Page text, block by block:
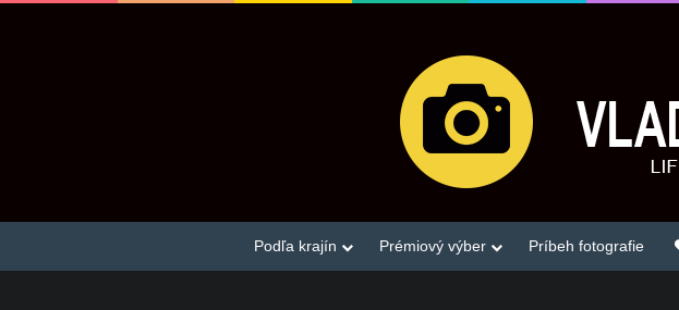
Podľa krajín Prémiový výber Príbeh fotografie